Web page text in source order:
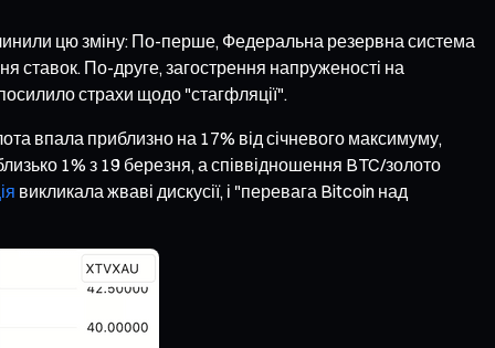
цю зміну: По-перше, Федеральна резервна система
ставок. По-друге, загострення напруженості на
страхи щодо "стагфляції".
впала приблизно на 17% від січневого максимуму,
1% з 19 березня, а співвідношення BTC/золото
викликала жваві дискусії, і "перевага Bitcoin над